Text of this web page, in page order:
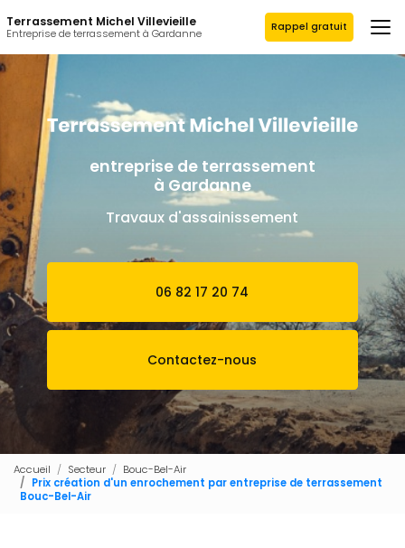
au
contenu
principal
Terrassement Michel Villevieille
Entreprise de terrassement à Gardanne Rappel gratuit
entreprise de terrassement
à Gardanne
Travaux d'assainissement
06 82 17 20 74
Contactez-nous
Accueil Secteur
Bouc-Bel-Air
Prix création d'un enrochement par entreprise de terrassement
Bouc-Bel-Air